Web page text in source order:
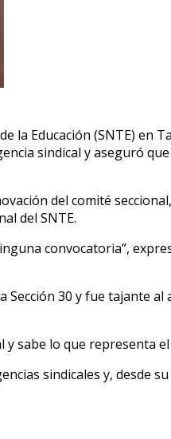
la Educación (SNTE)
sindical y aseguró
del comité
del SNTE.
convocatoria”,
30 y fue tajante
sabe lo que representa
sindicales y, desde